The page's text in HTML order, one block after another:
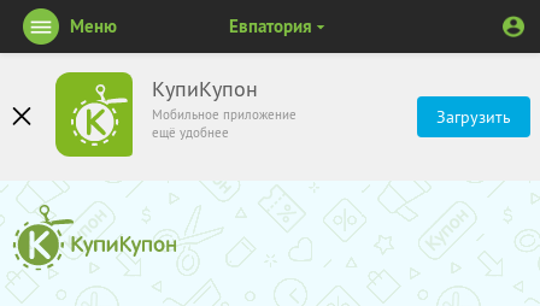
КупиКупон
Мобильное приложение
ещё удобнее
Загрузить
Меню Евпатория